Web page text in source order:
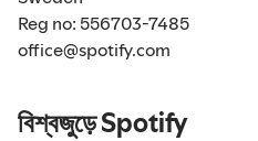
Reg no: 556703-7485
office@spotify.com
বিশ্বজুড়ে Spotify